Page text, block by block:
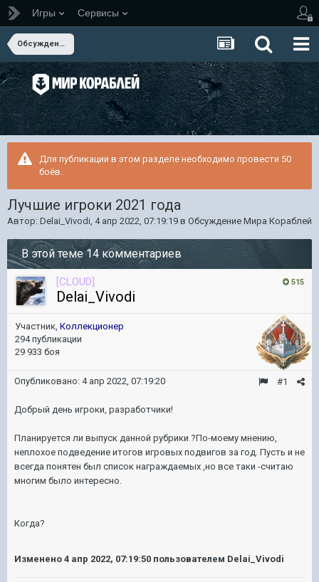
Игры Сервисы
Обсуждение Мира Кораблей
Для публикации в этом разделе необходимо провести 50
боёв.
Лучшие игроки 2021 года
Автор: Delai_Vivodi, 4 апр 2022, 07:19:19 в Обсуждение Мира Кораблей
В этой теме 14 комментариев
515
[CLOUD]
Delai_Vivodi
Участник, Коллекционер
294 публикации
29 933 боя
#1
Опубликовано: 4 апр 2022, 07:19:20
Добрый день игроки, разработчики!
Планируется ли выпуск данной рубрики ?По-моему мнению,
неплохое подведение итогов игровых подвигов за год. Пусть и не
всегда понятен был список награждаемых ,но все таки -считаю
многим было интересно.
Когда?
Изменено 4 апр 2022, 07:19:50 пользователем Delai_Vivodi